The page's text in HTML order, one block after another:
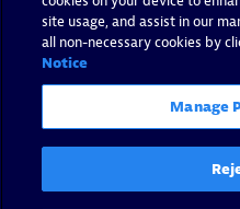
site usage, and assist in our
all non-necessary cookies by
Notice
Manage